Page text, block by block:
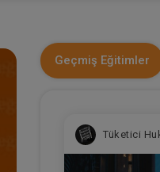
Geçmiş Eğitimler
Tüketici